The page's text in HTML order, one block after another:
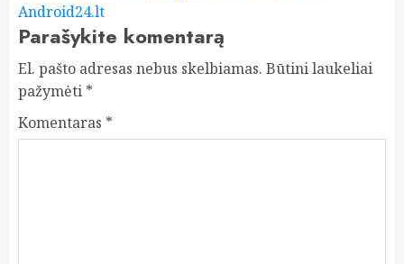
Android24.lt
Parašykite komentarą
El. pašto adresas nebus skelbiamas. Būtini laukeliai
pažymėti *
Komentaras *